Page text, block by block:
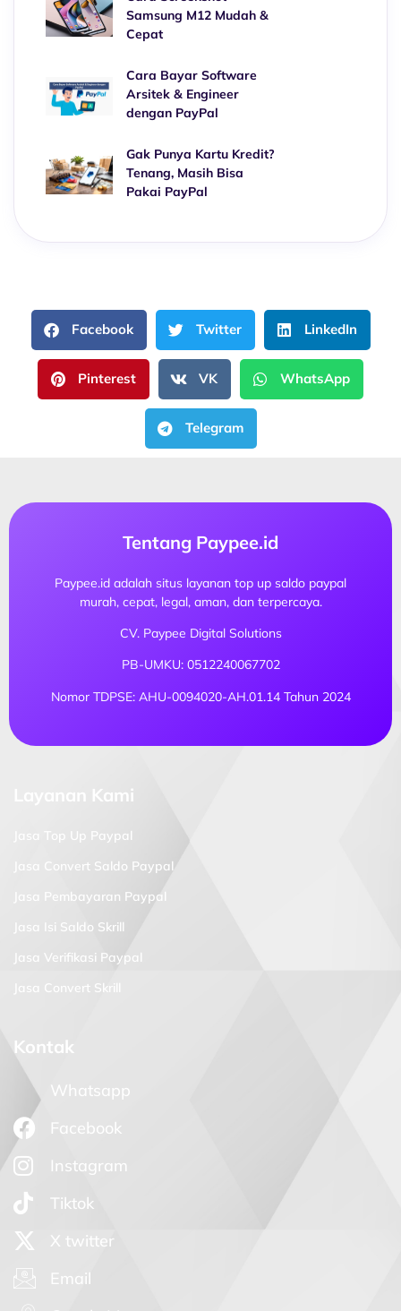
Samsung M12 Mudah &
Cepat
Cara Bayar Software
Arsitek & Engineer
dengan PayPal
Gak Punya Kartu Kredit?
Tenang, Masih Bisa
Pakai PayPal
Facebook Twitter LinkedIn
Pinterest VK WhatsApp
Telegram
Tentang Paypee.id
Paypee.id adalah situs layanan top up saldo paypal
murah, cepat, legal, aman, dan terpercaya.
CV. Paypee Digital Solutions
PB-UMKU: 0512240067702
Nomor TDPSE: AHU-0094020-AH.01.14 Tahun 2024
Layanan Kami
Jasa Top Up Paypal
Jasa Convert Saldo Paypal
Jasa Pembayaran Paypal
Jasa Isi Saldo Skrill
Jasa Verifikasi Paypal
Jasa Convert Skrill
Kontak
Whatsapp
Facebook
Instagram
Tiktok
X twitter
Email